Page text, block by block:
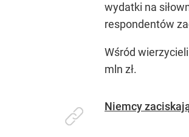
wydatki na
respondentów
Wśród
mln zł.
Niemcy